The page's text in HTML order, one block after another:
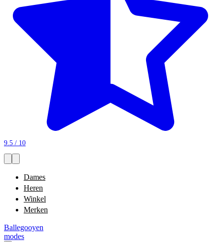
9.5 / 10
Dames
Heren
Winkel
Merken
Ballegooyen
modes